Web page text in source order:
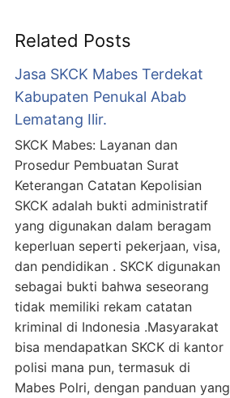
Related Posts
Jasa SKCK Mabes Terdekat
Kabupaten Penukal Abab
Lematang Ilir.
SKCK Mabes: Layanan dan
Prosedur Pembuatan Surat
Keterangan Catatan Kepolisian
SKCK adalah bukti administratif
yang digunakan dalam beragam
keperluan seperti pekerjaan, visa,
dan pendidikan . SKCK digunakan
sebagai bukti bahwa seseorang
tidak memiliki rekam catatan
kriminal di Indonesia .Masyarakat
bisa mendapatkan SKCK di kantor
polisi mana pun, termasuk di
Mabes Polri, dengan panduan yang